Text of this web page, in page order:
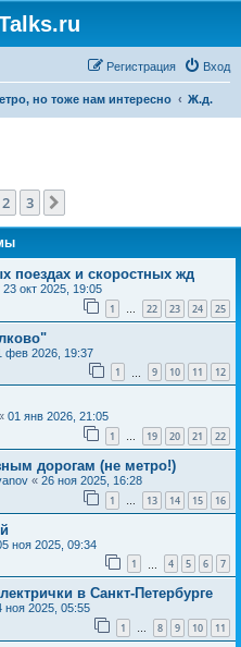
Вход
Регистрация
но тоже нам интересно Ж.д.
2 3
поездах и скоростных жд
23 окт 2025, 19:05
1 … 22 23 24 25
фев 2026, 19:37
1 9 10 11 12
01 янв 2026, 21:05
1 … 19 20 21 22
дорогам (не метро!)
« 26 ноя 2025, 16:28
1 … 13 14 15 16
ноя 2025, 09:34
1 4 5 6 7
в Санкт-Петербурге
ноя 2025, 05:55
1 … 8 9 10 11